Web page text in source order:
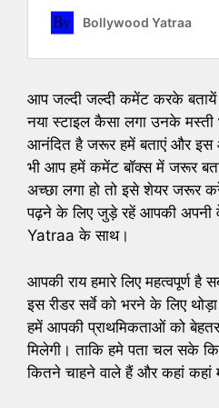
आप जल्दी जल्दी कमेंट करके
नया स्टाइल कैसा लगा उनके मस्ती
आनंदित है जरूर हमें बताएं और इस
भी आप हमें कमेंट बॉक्स में जरूर
अच्छा लगा हो तो इसे शेयर जरूर
पढ़ने के लिए जुड़े रहें आपकी अपनी
Yatraa के साथ।
आपकी राय हमारे लिए महत्वपूर्ण है
इस रीडर सर्वे को भरने के लिए
हमें आपकी प्राथमिकताओं को
मिलेगी। ताकि हमे पता चल सके
कितने चाहने वाले हैं और कहां कहां